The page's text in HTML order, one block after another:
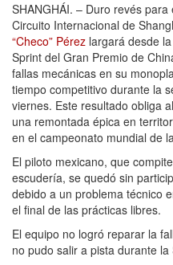
SHANGHÁI. – Duro revés
Circuito Internacional de
“Checo” Pérez largará desde
Sprint del Gran Premio de
fallas mecánicas en su
tiempo competitivo durante la
viernes. Este resultado obliga
una remontada épica en
en el campeonato mundial de
El piloto mexicano, que
escudería, se quedó sin
debido a un problema técnico
el final de las prácticas libres.
El equipo no logró reparar la
no pudo salir a pista durante la